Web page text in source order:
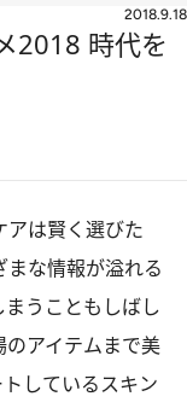
2018.9.18
2018 時代を
は賢く選びた
な情報が溢れる
うこともしばし
アイテムまで美
しているスキン